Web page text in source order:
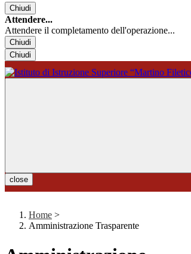
Chiudi
Attendere...
Attendere il completamento dell'operazione...
Chiudi
Chiudi
close
Home >
Amministrazione Trasparente